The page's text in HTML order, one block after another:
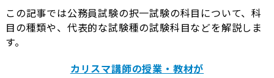
この記事では公務員試験の択一試験の科目について、科
目の種類や、代表的な試験種の試験科目などを解説しま
す。
カリスマ講師の授業・教材が